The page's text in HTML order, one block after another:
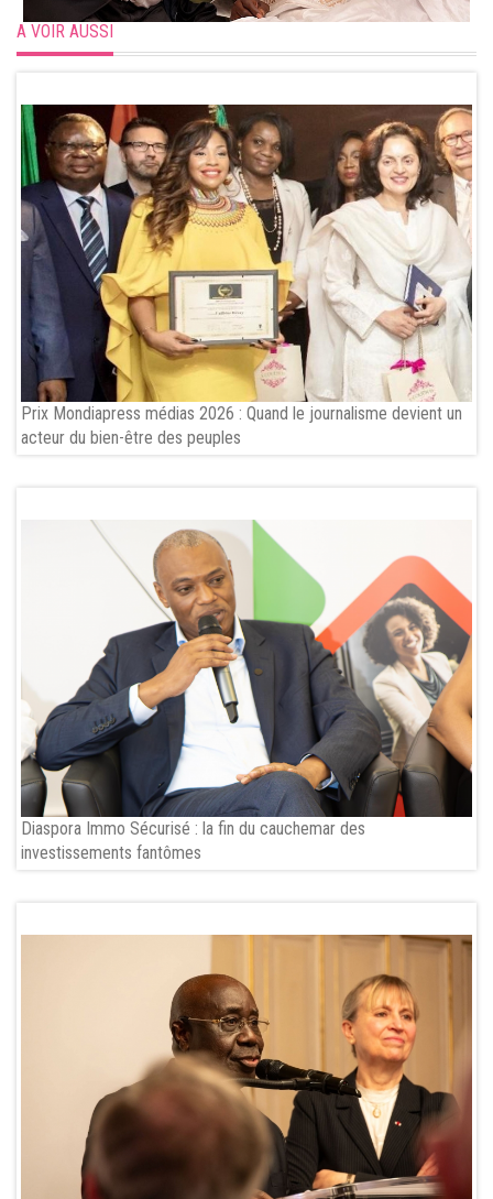
A VOIR AUSSI
Prix Mondiapress médias 2026 : Quand le journalisme devient un
acteur du bien-être des peuples
Diaspora Immo Sécurisé : la fin du cauchemar des
investissements fantômes